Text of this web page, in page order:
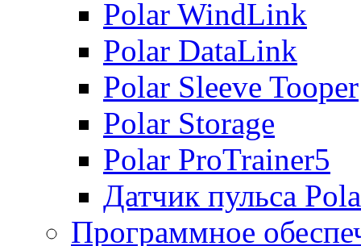
Polar WindLink
Polar DataLink
Polar Sleeve Tooper
Polar Storage
Polar ProTrainer5
Датчик пульса
Программное